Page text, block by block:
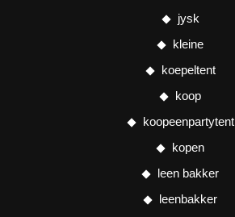
jysk
kleine
koepeltent
koop
koopeenpartytent
kopen
leen bakker
leenbakker